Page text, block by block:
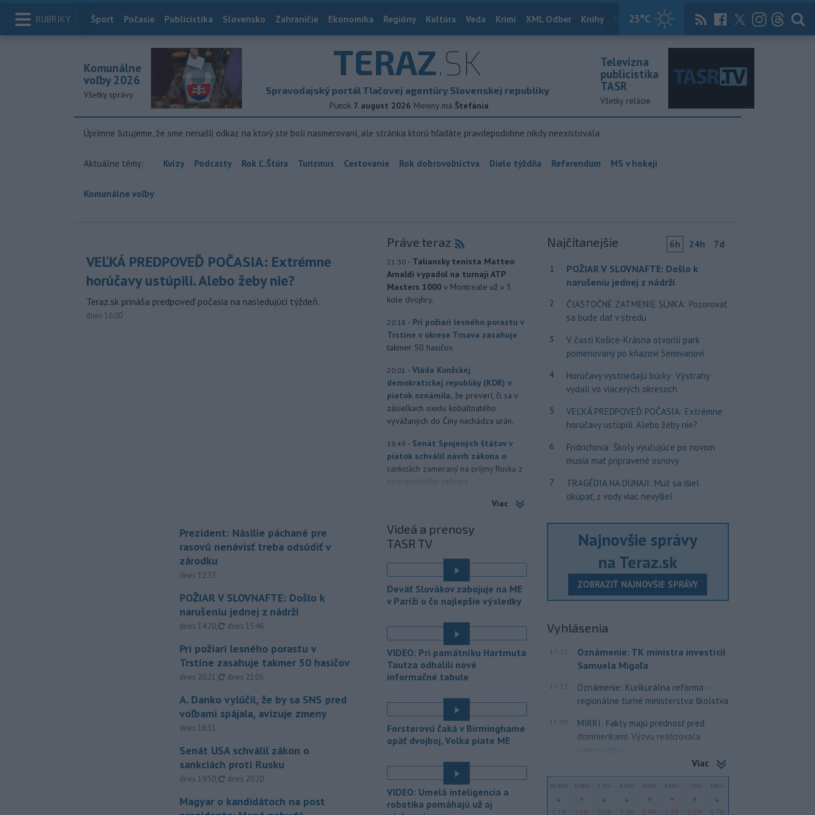
RUBRIKY 23°C
Index
Šport Počasie Publicistika Slovensko Zahraničie Ekonomika Regióny Kultúra Veda Krimi XML Odber Knihy Útulkovo Magazín News Now Archív
TERAZ.SK
Spravodajský portál Tlačovej agentúry Slovenskej republiky
Piatok 7. august 2026 Meniny má Štefánia
Komunálne
voľby 2026
Všetky správy
Televízna
publicistika
TASR
Všetky relácie
Úprimne ľutujeme, že sme nenašli odkaz na ktorý ste boli nasmerovaní, ale stránka ktorú hľadáte pravdepodobne nikdy neexistovala
Aktuálne témy: Kvízy Podcasty Rok Ľ.Štúra Turizmus Cestovanie Rok dobrovoľníctva Dielo týždňa Referendum MS v hokeji
Komunálne voľby
VEĽKÁ PREDPOVEĎ POČASIA: Extrémne
horúčavy ustúpili. Alebo žeby nie?
Teraz.sk prináša predpoveď počasia na nasledujúci týždeň.
dnes 16:00
Prezident: Násilie páchané pre
rasovú nenávisť treba odsúdiť v
zárodku
dnes 12:33
POŽIAR V SLOVNAFTE: Došlo k
narušeniu jednej z nádrží
dnes 14:20, aktualizované
dnes 15:46
Pri požiari lesného porastu v
Trstíne zasahuje takmer 50 hasičov
dnes 20:21, aktualizované
dnes 21:05
A. Danko vylúčil, že by sa SNS pred
voľbami spájala, avizuje zmeny
dnes 18:51
Senát USA schválil zákon o
sankciách proti Rusku
dnes 19:50, aktualizované
dnes 20:20
Magyar o kandidátoch na post
Práve teraz
21:30 - Taliansky tenista Matteo
Arnaldi vypadol na turnaji ATP
Masters 1000 v Montreale už v 3.
kole dvojhry.
20:18 - Pri požiari lesného porastu v
Trstíne v okrese Trnava zasahuje
takmer 50 hasičov.
20:01 - Vláda Konžskej
demokratickej republiky (KDR) v
piatok oznámila, že preverí, či sa v
zásielkach oxidu kobaltnatého
vyvážaných do Číny nachádza urán.
19:49 - Senát Spojených štátov v
piatok schválil návrh zákona o
sankciách zameraný na príjmy Ruska z
energetického sektora.
Slovenská polícia prispela k
ktorý sa podarilo ukončiť
právoplatným odsúdením páchateľa v
15:21 - Piatkový požiar v
bratislavskej rafinérii Slovnaft je
pod kontrolou.Príčina jeho vzniku
TASR to potvrdil hovorca rafinérie
Anton Molnár.
15:17 - Ministerstvo kultúry (MK) SR
upraví verziu opatrenia o
pôsobnosti rezortu.
14:17 -
V bratislavskej rafinérii
Slovnaft horí uskladnený ropný
produkt.
TASR o tom informovala
rafinéria s tým, že obyvateľom nehrozí
13:50 - Jedným zo zdravotných rizík
na festivale môže byť vyššia
Viac
Videá a prenosy
TASR TV
Deväť Slovákov zabojuje na ME
v Paríži o čo najlepšie výsledky
VIDEO: Pri pamätníku Hartmuta
Tautza odhalili nové
informačné tabule
Forsterovú čaká v Birminghame
opäť dvojboj, Volka piate ME
VIDEO: Umelá inteligencia a
robotika pomáhajú už aj
Najčítanejšie 6h 24h 7d
1
POŽIAR V SLOVNAFTE: Došlo k
narušeniu jednej z nádrží
2
ČIASTOČNÉ ZATMENIE SLNKA: Pozorovať
sa bude dať v stredu
3
V časti Košice-Krásna otvorili park
pomenovaný po kňazovi Semivanovi
4
Horúčavy vystriedajú búrky: Výstrahy
vydali vo viacerých okresoch
5
VEĽKÁ PREDPOVEĎ POČASIA: Extrémne
horúčavy ustúpili. Alebo žeby nie?
6
Fridrichová: Školy vyučujúce po novom
musia mať pripravené osnovy
7
TRAGÉDIA NA DUNAJI: Muž sa išiel
okúpať, z vody viac nevyšiel
Najnovšie správy
na Teraz.sk
ZOBRAZIŤ NAJNOVŠIE SPRÁVY
Vyhlásenia
17:32
Oznámenie: TK ministra investícií
Samuela Migaľa
17:17
Oznámenie: Kurikurálna reforma -
regionálne turné ministerstva školstva
15:09
MIRRI: Fakty majú prednosť pred
domnienkami. Výzvu realizovala
samostatná...
Viac